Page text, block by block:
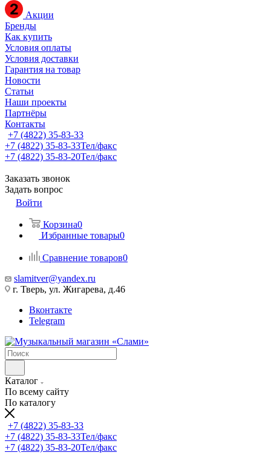
Акции
Бренды
Как купить
Условия оплаты
Условия доставки
Гарантия на товар
Новости
Статьи
Наши проекты
Партнёры
Контакты
+7 (4822) 35-83-33
+7 (4822) 35-83-33Тел/факс
+7 (4822) 35-83-20Тел/факс
Заказать звонок
Задать вопрос
Войти
Корзина0
Избранные товары0
Сравнение товаров0
slamitver@yandex.ru
г. Тверь, ул. Жигарева, д.46
Вконтакте
Telegram
Каталог
По всему сайту
По каталогу
+7 (4822) 35-83-33
+7 (4822) 35-83-33Тел/факс
+7 (4822) 35-83-20Тел/факс